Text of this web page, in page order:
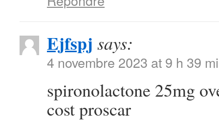
Ejfspj says:
4 novembre 2023 at 9 h 39
spironolactone 25mg
cost proscar